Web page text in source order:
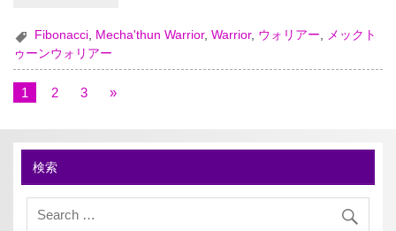
Fibonacci, Mecha'thun Warrior,Warrior, ウォリアー, メックト
ゥーンウォリアー
1 2 3 »
検索